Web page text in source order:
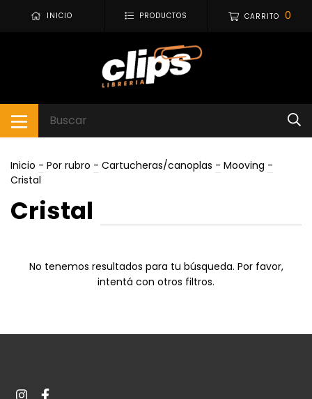
INICIO PRODUCTOS CARRITO 0
Inicio - Por rubro - Cartucheras/canoplas - Mooving -
Cristal
Cristal
No tenemos resultados para tu búsqueda. Por favor,
intentá con otros filtros.